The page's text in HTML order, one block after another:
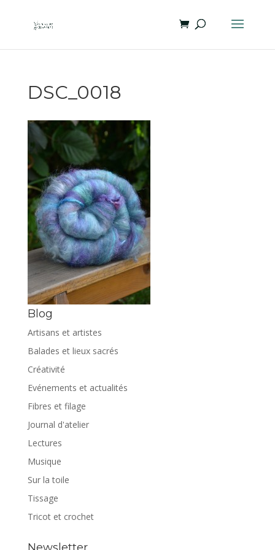
DSC_0018
Blog
Artisans et artistes
Balades et lieux sacrés
Créativité
Evénements et actualités
Fibres et filage
Journal d'atelier
Lectures
Musique
Sur la toile
Tissage
Tricot et crochet